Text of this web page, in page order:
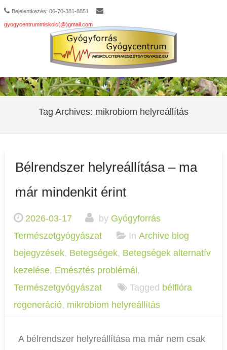
Bejelentkezés: 06-70-381-8851
gyogycentrummiskolc(@)gmail.com
Tag Archives: mikrobiom helyreállítás
Bélrendszer helyreállítása – ma
már mindenkit érint
2026-03-17 by Gyógyforrás
Természetgyógyászat
In Archive blog
bejegyzések, Betegségek, Betegségek alternatív
kezelése, Emésztés problémái,
Természetgyógyászat
Tagged bélflóra
regeneráció, mikrobiom helyreállítás
A bélrendszer helyreállítása ma már nem csak